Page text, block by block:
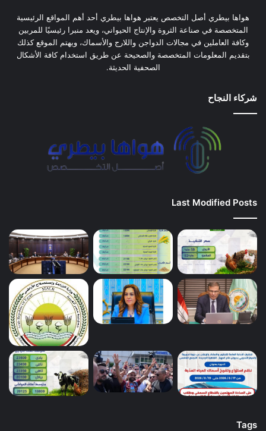
هواها بيطري أصل التخصص يعتبر هواها بيطري أحد أهم المواقع الرئيسية
المتخصصة في صناعة الثروة والإنتاج الحيواني، ويعد منبرا رئيسيًا للمربين
وكافة العاملين في مجالات الدواجن واللارج والأسماك، ويهتم الموقع كذلك
بتقديم المعلومات المتخصصة والصحيحة عن طريق استخدام كافة الأشكال
الصحفية الحديثة.
شركاء النجاح
Last Modified Posts
Tags